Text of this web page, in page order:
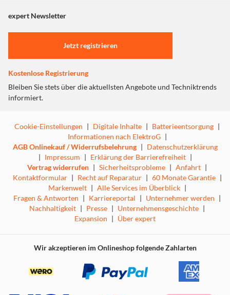
"Marketing".
Einstellungen anpassen
expert Newsletter
Jetzt registrieren
Kostenlose Registrierung
Bleiben Sie stets über die aktuellsten Angebote und Techniktrends
informiert.
Cookie-Einstellungen | Digitale Inhalte | Batterieentsorgung |
Informationen nach ElektroG |
AGB Onlinekauf / Widerrufsbelehrung | Datenschutzerklärung
| Impressum | Erklärung der Barrierefreiheit |
Vertrag widerrufen | Sicherheitsprobleme | Anfahrt |
Kontaktformular | Recht auf Reparatur | 60 Monate Garantie |
Markenwelt | Alle Services im Überblick |
Fragen & Antworten | Karriereportal | Unternehmer werden |
Nachhaltigkeit | Presse | Unternehmensgeschichte |
Expansion | Über expert
Wir akzeptieren im Onlineshop folgende Zahlarten